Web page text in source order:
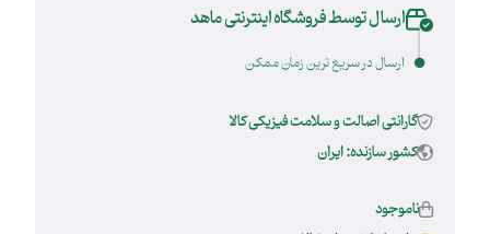
ارسال توسط فروشگاه اینترنتی ماهد
ارسال در سریع ترین زمان ممکن
گارانتی اصالت و سلامت فیزیکی کالا
کشور سازنده: ایران
ناموجود